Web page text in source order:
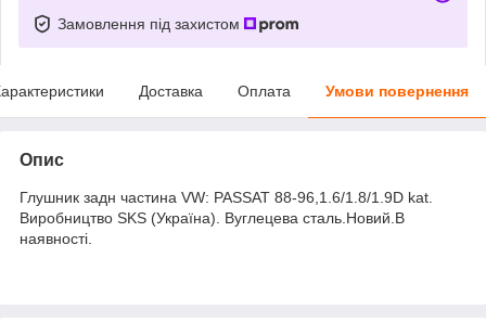
Замовлення під захистом
Доставка Оплата Умови повернення
Опис
Глушник задн частина VW: PASSAT 88-96,1.6/1.8/1.9D kat.
Виробництво SKS (Україна). Вуглецева сталь.Новий.В
наявності.